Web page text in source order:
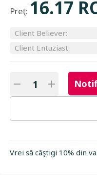
Preţ: 16.17
Client Believer:
Client Entuziast:
Vrei să câştigi 10% din